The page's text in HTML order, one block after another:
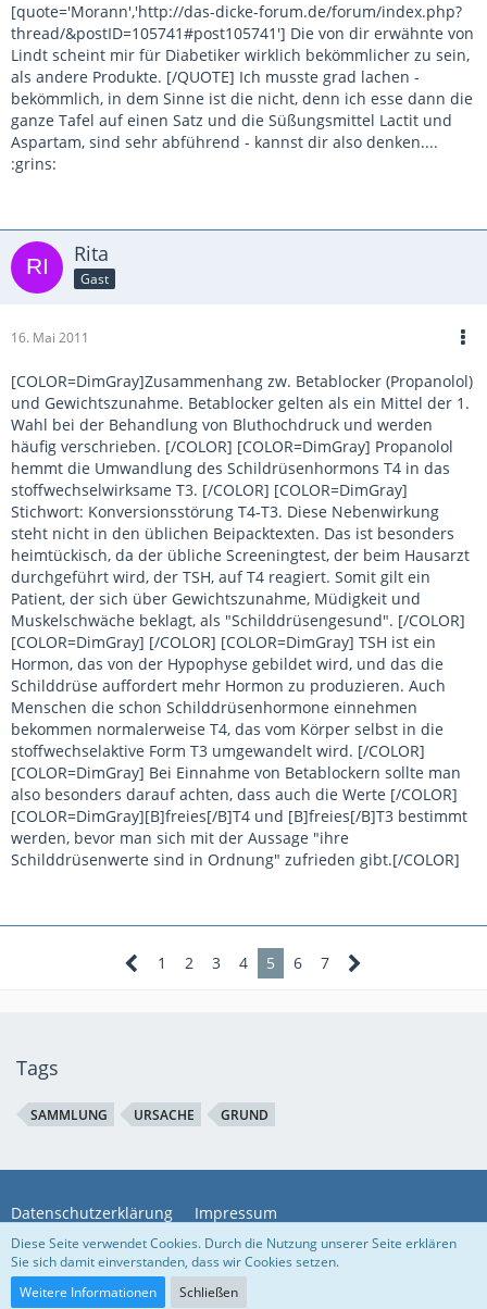
[quote='Morann','http://das-dicke-forum.de/forum/index.php?
thread/&postID=105741#post105741'] Die von dir erwähnte von
Lindt scheint mir für Diabetiker wirklich bekömmlicher zu sein,
als andere Produkte. [/QUOTE] Ich musste grad lachen -
bekömmlich, in dem Sinne ist die nicht, denn ich esse dann die
ganze Tafel auf einen Satz und die Süßungsmittel Lactit und
Aspartam, sind sehr abführend - kannst dir also denken....
:grins:
Rita
Gast
16. Mai 2011
[COLOR=DimGray]Zusammenhang zw. Betablocker (Propanolol)
und Gewichtszunahme. Betablocker gelten als ein Mittel der 1.
Wahl bei der Behandlung von Bluthochdruck und werden
häufig verschrieben. [/COLOR] [COLOR=DimGray] Propanolol
hemmt die Umwandlung des Schildrüsenhormons T4 in das
stoffwechselwirksame T3. [/COLOR] [COLOR=DimGray]
Stichwort: Konversionsstörung T4-T3. Diese Nebenwirkung
steht nicht in den üblichen Beipacktexten. Das ist besonders
heimtückisch, da der übliche Screeningtest, der beim Hausarzt
durchgeführt wird, der TSH, auf T4 reagiert. Somit gilt ein
Patient, der sich über Gewichtszunahme, Müdigkeit und
Muskelschwäche beklagt, als "Schilddrüsengesund". [/COLOR]
[COLOR=DimGray] [/COLOR] [COLOR=DimGray] TSH ist ein
Hormon, das von der Hypophyse gebildet wird, und das die
Schilddrüse auffordert mehr Hormon zu produzieren. Auch
Menschen die schon Schilddrüsenhormone einnehmen
bekommen normalerweise T4, das vom Körper selbst in die
stoffwechselaktive Form T3 umgewandelt wird. [/COLOR]
[COLOR=DimGray] Bei Einnahme von Betablockern sollte man
also besonders darauf achten, dass auch die Werte [/COLOR]
[COLOR=DimGray][B]freies[/B]T4 und [B]freies[/B]T3 bestimmt
werden, bevor man sich mit der Aussage "ihre
Schilddrüsenwerte sind in Ordnung" zufrieden gibt.[/COLOR]
1 2 3 4 5 6 7
Tags
SAMMLUNG URSACHE GRUND
Datenschutzerklärung Impressum
Community-Software:
Diese Seite verwendet Cookies. Durch die Nutzung unserer Seite erklären
Sie sich damit einverstanden, dass wir Cookies setzen.
Weitere Informationen
Schließen